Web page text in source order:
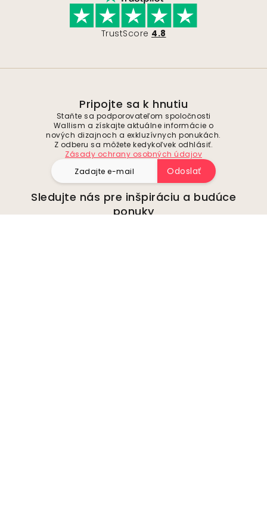
TrustScore 4.8
Pripojte sa k hnutiu
Staňte sa podporovateľom spoločnosti
Wallism a získajte aktuálne informácie o
nových dizajnoch a exkluzívnych ponukách.
Z odberu sa môžete kedykoľvek odhlásiť.
Zásady ochrany osobných údajov
Odoslať
Sledujte nás pre inšpiráciu a budúce
ponuky